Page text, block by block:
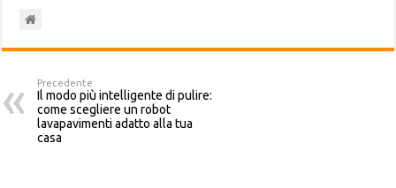
Precedente
Il modo più intelligente di pulire:
come scegliere un robot
lavapavimenti adatto alla tua
casa